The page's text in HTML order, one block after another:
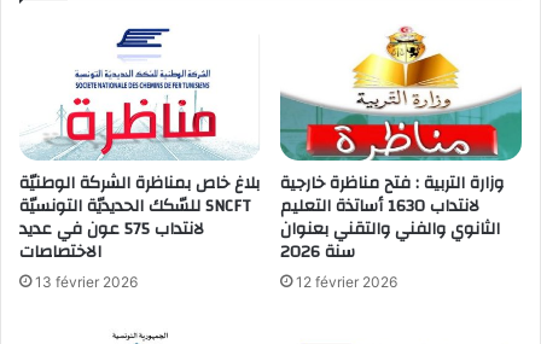
بلاغ خاص بمناظرة الشركة الوطنيّة
للسّكك الحديديّة التونسيّة SNCFT
لانتداب 575 عون في عديد
الاختصاصات
13 février 2026
وزارة التربية : فتح مناظرة خارجية
لانتداب 1630 أساتذة التعليم
الثانوي والفني والتقني بعنوان
سنة 2026
12 février 2026